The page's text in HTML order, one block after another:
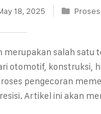
18, 2025
merupakan salah
otomotif, konstruksi,
pengecoran
Artikel ini akan